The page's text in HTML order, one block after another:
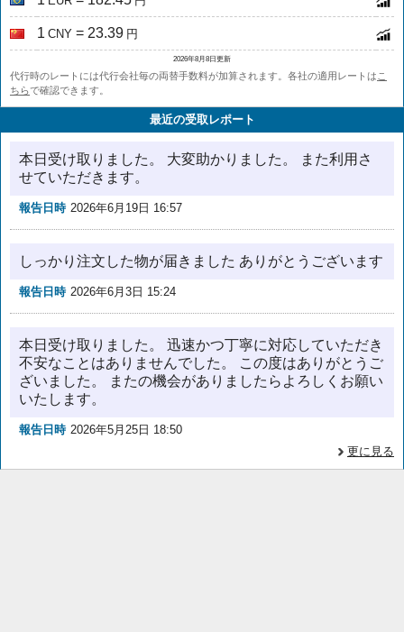
1 CNY = 23.39 円
2026年8月8日更新
代行時のレートには代行会社毎の両替手数料が加算されます。各社の適用レートは こ
ちらで確認できます。
最近の受取レポート
本日受け取りました。 大変助かりました。 また利用さ
せていただきます。
報告日時 2026年6月19日 16:57
しっかり注文した物が届きました ありがとうございます
報告日時 2026年6月3日 15:24
本日受け取りました。 迅速かつ丁寧に対応していただき
不安なことはありませんでした。 この度はありがとうご
ざいました。 またの機会がありましたらよろしくお願い
いたします。
報告日時 2026年5月25日 18:50
更に見る